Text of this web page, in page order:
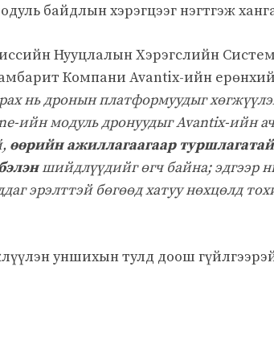
байдлын хэрэгцээг нэгтгэж
Нууцлалын Хэрэгслийн
Компани Avantix-ийн
нь дронын платформуудыг
ийн модуль дронуудыг Avantix-ийн
өөрийн ажиллагаагаар
шийдлүүдийг өгч байна; эдгээр
эрэлттэй бөгөөд хатуу нөхцөлд
уншихын тулд доош